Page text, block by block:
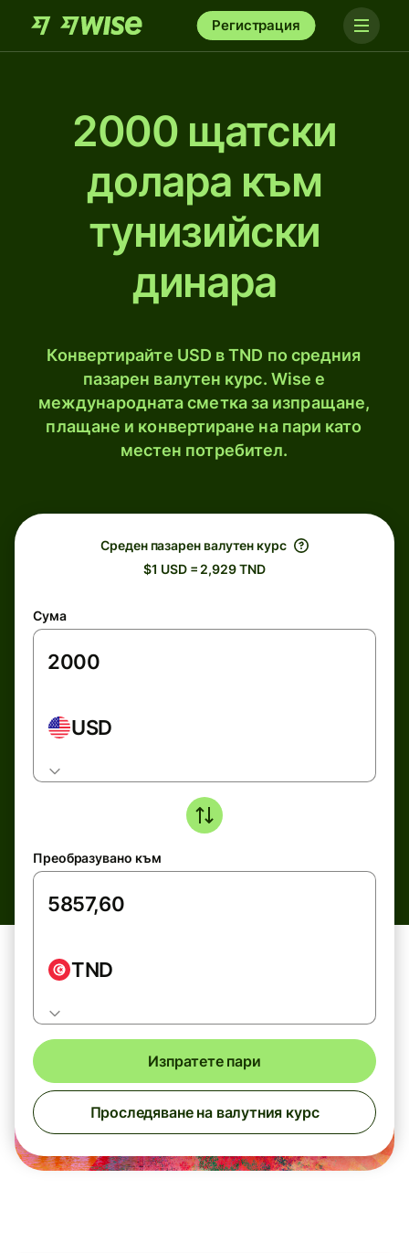
Регистрация
2000 щатски
долара към
тунизийски
динара
Конвертирайте USD в TND по средния
пазарен валутен курс. Wise е
международната сметка за изпращане,
плащане и конвертиране на пари като
местен потребител.
Среден пазарен валутен курс
$1 USD = 2,929 TND
Сума
USD
Преобразувано към
TND
Изпратете пари
Проследяване на валутния курс